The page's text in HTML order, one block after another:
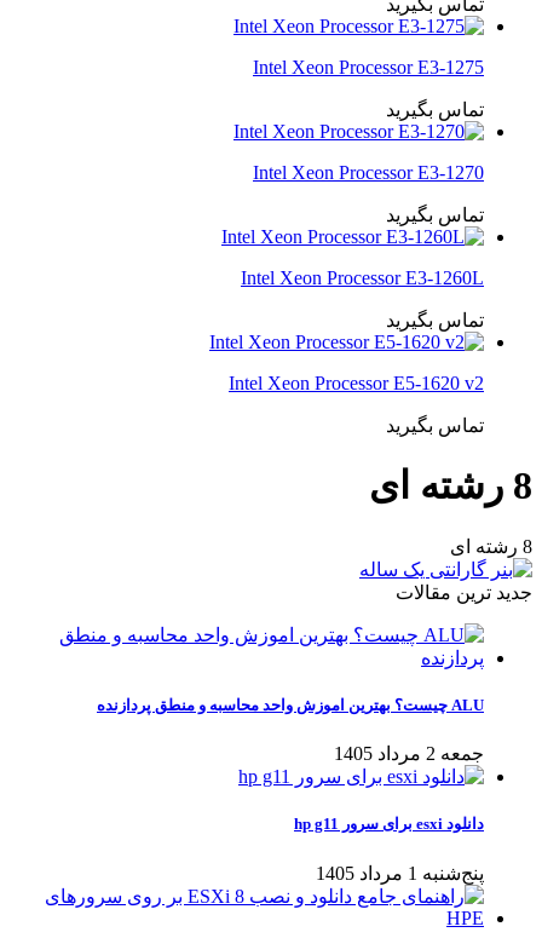
تماس بگیرید
Intel Xeon Processor E3-1275
تماس بگیرید
Intel Xeon Processor E3-1270
تماس بگیرید
Intel Xeon Processor E3-1260L
تماس بگیرید
Intel Xeon Processor E5-1620 v2
تماس بگیرید
8 رشته ای
8 رشته ای
جدید ترین مقالات
ALU چیست؟ بهترین اموزش واحد محاسبه و منطق پردازنده
جمعه 2 مرداد 1405
دانلود esxi برای سرور hp g11
پنج‌شنبه 1 مرداد 1405